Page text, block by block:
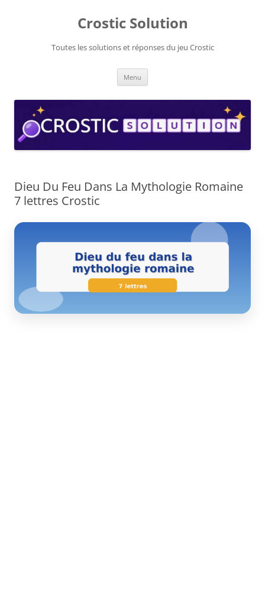
Crostic Solution
Toutes les solutions et réponses du jeu Crostic
Menu
Dieu Du Feu Dans La Mythologie Romaine
7 lettres Crostic